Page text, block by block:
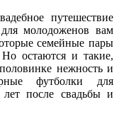
путешествие
молодоженов вам
семейные пары
остаются и такие,
нежность и
футболки для
после свадьбы и